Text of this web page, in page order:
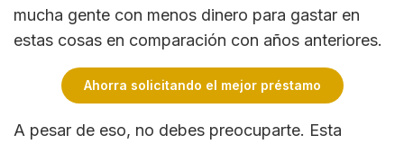
mucha gente con menos dinero para gastar en
estas cosas en comparación con años anteriores.
Ahorra solicitando el mejor préstamo
A pesar de eso, no debes preocuparte. Esta